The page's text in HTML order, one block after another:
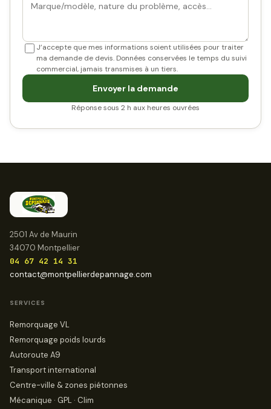
J’accepte que mes informations soient utilisées pour traiter
ma demande de devis. Données conservées le temps du suivi
commercial, jamais transmises à un tiers.
Envoyer la demande
Réponse sous 2 h aux heures ouvrées
2501 Av de Maurin
34070 Montpellier
04 67 42 14 31
contact@montpellierdepannage.com
SERVICES
Remorquage VL
Remorquage poids lourds
Autoroute A9
Transport international
Centre-ville & zones piétonnes
Mécanique · GPL · Clim